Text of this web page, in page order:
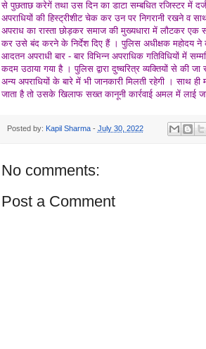
से पुछताछ करेगें तथा उस दिन का डाटा सम्बधित रजिस्टर में
अपराधियों की हिस्ट्रीशीट चेक कर उन पर निगरानी रखने व
अपराध का रास्ता छोड़कर समाज की मुख्यधारा में लौटकर एक
कर उसे बंद करने के निर्देश दिए हैं । पुलिस अधीक्षक महोदय ने
आदतन अपराधी बार - बार विभिन्न अपराधिक गतिविधियों
कदम उठाया गया है । पुलिस द्वारा दुष्चरित्र व्यक्तियों से की
अन्य अपराधियों के बारे में भी जानकारी मिलती रहेगी । साथ ही
जाता है तो उसके खिलाफ सख्त कानूनी कार्रवाई अमल में लाई
Posted by: Kapil Sharma - July 30, 2022
No comments:
Post a Comment